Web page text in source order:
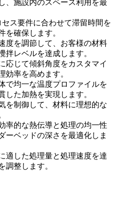
、施設内のスペース利用を最
ス要件に合わせて滞留時間を
を確保します。
度を調節して、お客様の材料
拌レベルを達成します。
応じて傾斜角度をカスタマイ
効率を高めます。
で均一な温度プロファイルを
した加熱を実現します。
を制御して、材料に理想的な
率的な熱伝導と処理の均一性
ーベッドの深さを最適化しま
適した処理量と処理速度を達
調整します。